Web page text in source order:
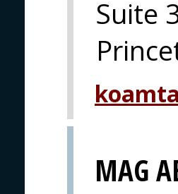
Suite
MAG